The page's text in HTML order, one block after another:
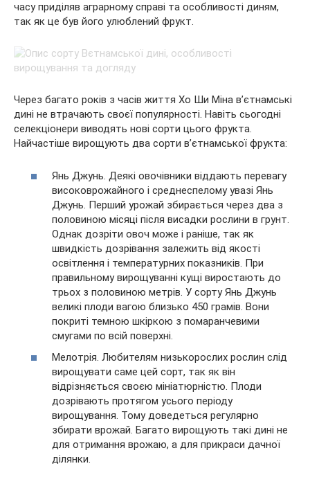
часу приділяв аграрному справі та особливості диням,
так як це був його улюблений фрукт.
Через багато років з часів життя Хо Ши Міна в’єтнамські
дині не втрачають своєї популярності. Навіть сьогодні
селекціонери виводять нові сорти цього фрукта.
Найчастіше вирощують два сорти в’єтнамської фрукта:
Янь Джунь. Деякі овочівники віддають перевагу
високоврожайного і среднеспелому увазі Янь
Джунь. Перший урожай збирається через два з
половиною місяці після висадки рослини в грунт.
Однак дозріти овоч може і раніше, так як
швидкість дозрівання залежить від якості
освітлення і температурних показників. При
правильному вирощуванні кущі виростають до
трьох з половиною метрів. У сорту Янь Джунь
великі плоди вагою близько 450 грамів. Вони
покриті темною шкіркою з помаранчевими
смугами по всій поверхні.
Мелотрія. Любителям низькорослих рослин слід
вирощувати саме цей сорт, так як він
відрізняється своєю мініатюрністю. Плоди
дозрівають протягом усього періоду
вирощування. Тому доведеться регулярно
збирати врожай. Багато вирощують такі дині не
для отримання врожаю, а для прикраси дачної
ділянки.